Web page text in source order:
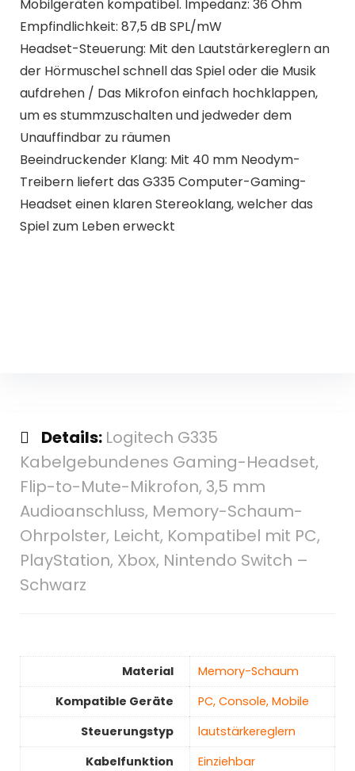
Mobilgeräten kompatibel. Impedanz: 36 Ohm
Empfindlichkeit: 87,5 dB SPL/mW
Headset-Steuerung: Mit den Lautstärkereglern an
der Hörmuschel schnell das Spiel oder die Musik
aufdrehen / Das Mikrofon einfach hochklappen,
um es stummzuschalten und jedweder dem
Unauffindbar zu räumen
Beeindruckender Klang: Mit 40 mm Neodym-
Treibern liefert das G335 Computer-Gaming-
Headset einen klaren Stereoklang, welcher das
Spiel zum Leben erweckt
Details: Logitech G335
Kabelgebundenes Gaming-Headset,
Flip-to-Mute-Mikrofon, 3,5 mm
Audioanschluss, Memory-Schaum-
Ohrpolster, Leicht, Kompatibel mit PC,
PlayStation, Xbox, Nintendo Switch –
Schwarz
Material
‎Memory-Schaum
Kompatible Geräte
‎PC, Console, Mobile
Steuerungstyp
‎lautstärkereglern
Kabelfunktion
‎Einziehbar